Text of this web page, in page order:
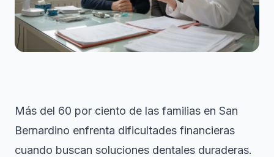
Más del 60 por ciento de las familias en San
Bernardino enfrenta dificultades financieras
cuando buscan soluciones dentales duraderas.